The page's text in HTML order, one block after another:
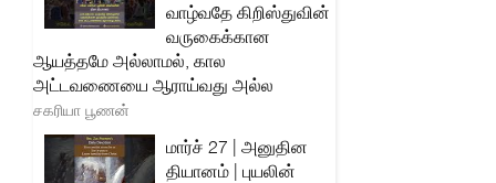
வாழ்வதே கிறிஸ்துவின்
வருகைக்கான
ஆயத்தமே அல்லாமல், கால
அட்டவணையை ஆராய்வது அல்ல
சகரியா பூணன்
மார்ச் 27 | அனுதின
தியானம் | புயலின்